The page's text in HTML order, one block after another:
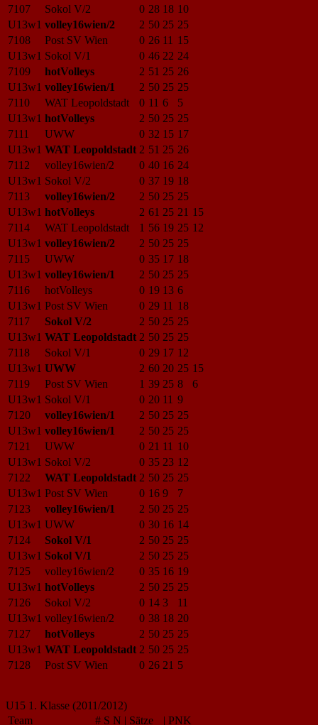
7107
Sokol V/2 0 28 18 10
U13w1 volley16wien/2 2 50 25 25
7108
Post SV Wien 0 26 11 15
U13w1 Sokol V/1 0 46 22 24
7109
hotVolleys 2 51 25 26
U13w1 volley16wien/1 2 50 25 25
7110
WAT Leopoldstadt 0 11 6
5
U13w1 hotVolleys 2 50 25 25
7111
UWW 0 32 15 17
U13w1 WAT Leopoldstadt 2 51 25 26
7112
volley16wien/2 0 40 16 24
U13w1 Sokol V/2 0 37 19 18
7113
volley16wien/2 2 50 25 25
U13w1 hotVolleys 2 61 25 21 15
7114
WAT Leopoldstadt 1 56 19 25 12
U13w1 volley16wien/2 2 50 25 25
7115
UWW 0 35 17 18
U13w1 volley16wien/1 2 50 25 25
7116
hotVolleys 0 19 13 6
U13w1 Post SV Wien 0 29 11 18
7117
Sokol V/2 2 50 25 25
U13w1 WAT Leopoldstadt 2 50 25 25
7118
Sokol V/1 0 29 17 12
U13w1 UWW 2 60 20 25 15
7119
Post SV Wien 1 39 25 8
6
U13w1 Sokol V/1 0 20 11 9
7120
volley16wien/1 2 50 25 25
U13w1 volley16wien/1 2 50 25 25
7121
UWW 0 21 11 10
U13w1 Sokol V/2 0 35 23 12
7122
WAT Leopoldstadt 2 50 25 25
U13w1 Post SV Wien 0 16 9
7
7123
volley16wien/1 2 50 25 25
U13w1 UWW 0 30 16 14
7124
Sokol V/1 2 50 25 25
U13w1 Sokol V/1 2 50 25 25
7125
volley16wien/2 0 35 16 19
U13w1 hotVolleys 2 50 25 25
7126
Sokol V/2 0 14 3
11
U13w1 volley16wien/2 0 38 18 20
7127
hotVolleys 2 50 25 25
U13w1 WAT Leopoldstadt 2 50 25 25
7128
Post SV Wien 0 26 21 5
U15 1. Klasse (2011/2012)
Team
# S N | Sätze | PNK